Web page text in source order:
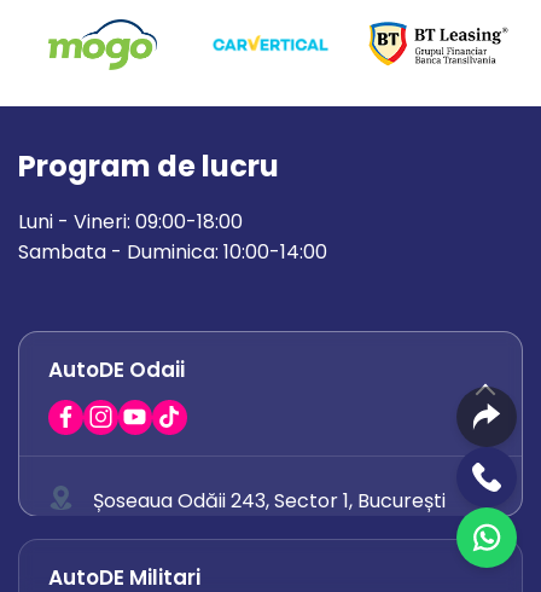
Program de lucru
Luni - Vineri: 09:00-18:00
Sambata - Duminica: 10:00-14:00
AutoDE Odaii
Șoseaua Odăii 243, Sector 1, București
0742 444 194
AutoDE Militari